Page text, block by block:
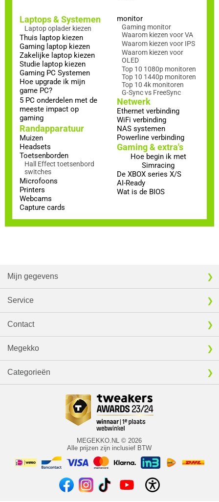
Laptops & Systemen
Laptop oplader kiezen
Thuis laptop kiezen
Gaming laptop kiezen
Zakelijke laptop kiezen
Studie laptop kiezen
Gaming PC Systemen
Hoe upgrade ik mijn
game PC?
5 PC onderdelen met de
meeste impact op
gaming
Randapparatuur
Muizen
Headsets
Toetsenborden
Hall Effect toetsenbord
switches
Microfoons
Printers
Webcams
Capture cards
monitor
Gaming monitor
Waarom kiezen voor VA
Waarom kiezen voor IPS
Waarom kiezen voor
OLED
Top 10 1080p monitoren
Top 10 1440p monitoren
Top 10 4k monitoren
G-Sync vs FreeSync
Netwerk
Ethernet verbinding
WiFi verbinding
NAS systemen
Powerline verbinding
Gaming & extra's
Hoe begin ik met
Simracing
De XBOX series X/S
AI-Ready
Wat is de BIOS
Mijn gegevens
Service
Contact
Megekko
Categorieën
MEGEKKO.NL © 2026
Alle prijzen zijn inclusief BTW